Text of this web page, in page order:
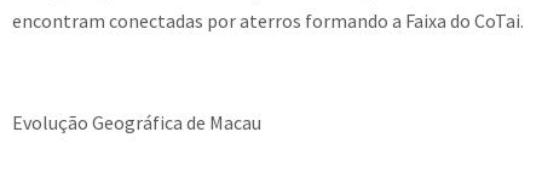
encontram conectadas por aterros formando a Faixa do CoTai.
Evolução Geográfica de Macau